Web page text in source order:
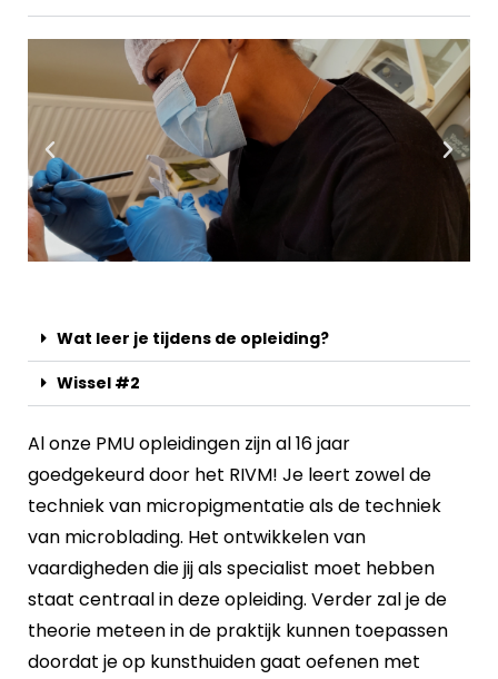
Wat leer je tijdens de opleiding?
Wissel #2
Al onze PMU opleidingen zijn al 16 jaar
goedgekeurd door het RIVM! Je leert zowel de
techniek van micropigmentatie als de techniek
van microblading. Het ontwikkelen van
vaardigheden die jij als specialist moet hebben
staat centraal in deze opleiding. Verder zal je de
theorie meteen in de praktijk kunnen toepassen
doordat je op kunsthuiden gaat oefenen met